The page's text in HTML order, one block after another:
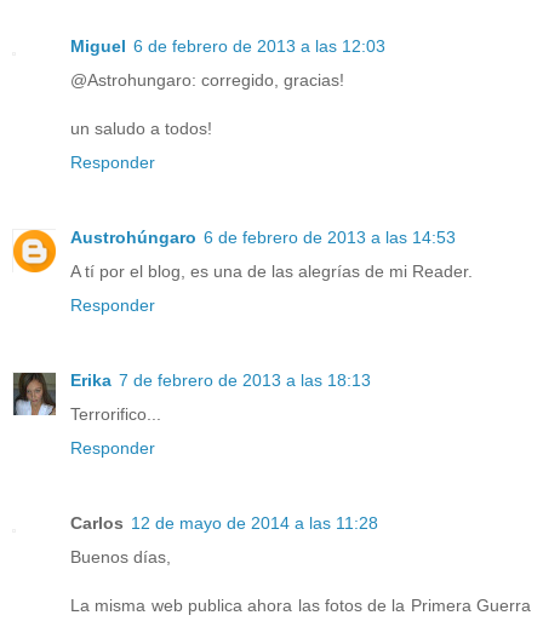
Miguel 6 de febrero de 2013 a las 12:03
@Astrohungaro: corregido, gracias!
un saludo a todos!
Responder
Austrohúngaro 6 de febrero de 2013 a las 14:53
A tí por el blog, es una de las alegrías de mi Reader.
Responder
Erika 7 de febrero de 2013 a las 18:13
Terrorifico...
Responder
Carlos 12 de mayo de 2014 a las 11:28
Buenos días,
La misma web publica ahora las fotos de la Primera Guerra